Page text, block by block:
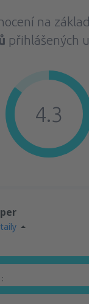
na
přihlášených
4.3